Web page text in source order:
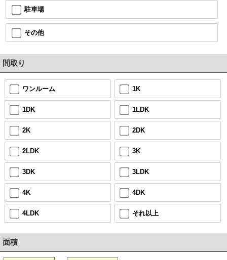
駐車場
その他
間取り
ワンルーム 1K
1DK 1LDK
2K 2DK
2LDK 3K
3DK 3LDK
4K 4DK
4LDK それ以上
面積